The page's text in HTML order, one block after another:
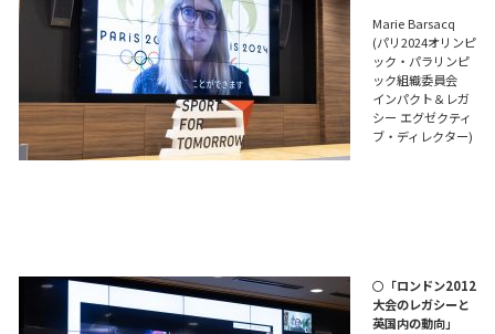
Marie Barsacq
(パリ2024オリンピ
ック・パラリンピ
ック組織委員会
インパクト＆レガ
シー エグゼクティ
ブ・ディレクター)
〇 「ロンドン2012
大会のレガシーと
英国内の動向」